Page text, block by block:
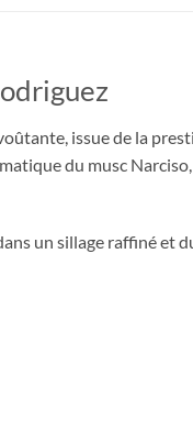
issue de la
du musc
un sillage raffiné et